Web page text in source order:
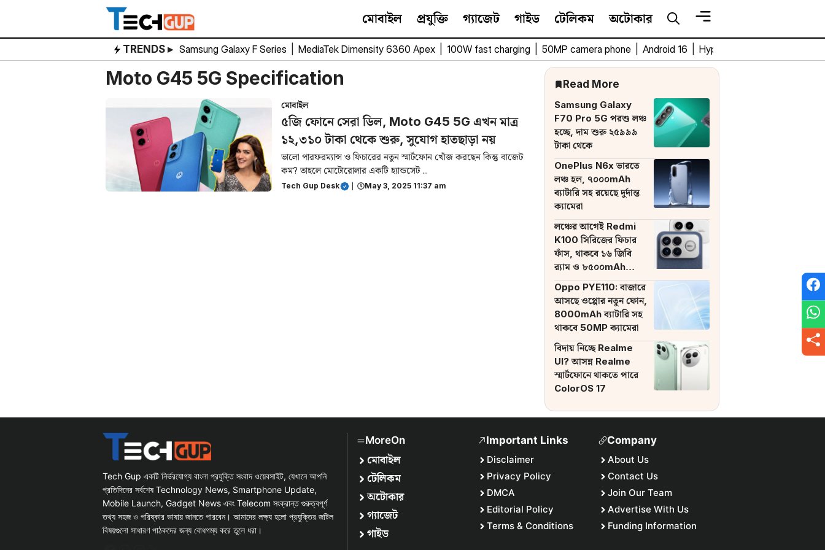
content
মোবাইল প্রযুক্তি গ্যাজেট গাইড টেলিকম অটোকার
TRENDS ▸ Samsung Galaxy F Series MediaTek Dimensity 6360 Apex 100W fast charging 50MP camera phone Android 16 HyperOS 3
Moto G45 5G Specification
মোবাইল
৫জি ফোনে সেরা ডিল, Moto G45 5G এখন মাত্র
১২,৩১০ টাকা থেকে শুরু, সুযোগ হাতছাড়া নয়
ভালো পারফরম্যান্স ও ফিচারের নতুন স্মার্টফোন খোঁজ করছেন কিন্তু বাজেট
কম? তাহলে মোটোরোলার একটি হ্যান্ডসেট ...
Tech Gup Desk May 3, 2025 11:37 am
Read More
Samsung Galaxy
F70 Pro 5G পরশু লঞ্চ
হচ্ছে, দাম শুরু ২৫৯৯৯
টাকা থেকে
OnePlus N6x ভারতে
লঞ্চ হল, ৭০০০mAh
ব্যাটারি সহ রয়েছে দুর্দান্ত
ক্যামেরা
লঞ্চের আগেই Redmi
K100 সিরিজের ফিচার
ফাঁস, থাকবে ১৬ জিবি
র‌্যাম ও ৮৫০০mAh
ব্যাটারি
Oppo PYE110: বাজারে
আসছে ওপ্পোর নতুন ফোন,
8000mAh ব্যাটারি সহ
থাকবে 50MP ক্যামেরা
বিদায় নিচ্ছে Realme
UI? আসন্ন Realme
স্মার্টফোনে থাকতে পারে
ColorOS 17
Tech Gup একটি নির্ভরযোগ্য বাংলা প্রযুক্তি সংবাদ ওয়েবসাইট, যেখানে আপনি
প্রতিদিনের সর্বশেষ Technology News, Smartphone Update,
Mobile Launch, Gadget News এবং Telecom সংক্রান্ত গুরুত্বপূর্ণ
তথ্য সহজ ও পরিষ্কার ভাষায় জানতে পারবেন। আমাদের লক্ষ্য হলো প্রযুক্তির জটিল
বিষয়গুলো সাধারণ পাঠকদের জন্য বোধগম্য করে তুলে ধরা।
MoreOn
মোবাইল
টেলিকম
অটোকার
গ্যাজেট
গাইড
Important Links
Disclaimer
Privacy Policy
DMCA
Editorial Policy
Terms & Conditions
Company
About Us
Contact Us
Join Our Team
Advertise With Us
Funding Information